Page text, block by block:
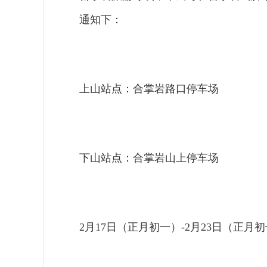
通知下：
上山站点：合掌岩路口停车场
下山站点：合掌岩山上停车场
2月17日（正月初一）-2月23日（正月